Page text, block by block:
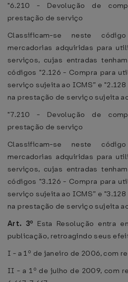
"6.210 - Devolução de
prestação de serviço
Classificam-se neste
mercadorias adquiridas para
serviços, cujas entradas
códigos "2.126 - Compra para
serviço sujeita ao ICMS” e
na prestação de serviço sujeita
"7.210 - Devolução de
prestação de serviço
Classificam-se neste
mercadorias adquiridas para
serviços, cujas entradas
códigos "3.126 - Compra para
serviço sujeita ao ICMS” e
na prestação de serviço sujeita
Art. 3º Esta Resolução entra
publicação, retroagindo seus
I - a 1º de janeiro de 2006, com
II - a 1º de julho de 2009, com